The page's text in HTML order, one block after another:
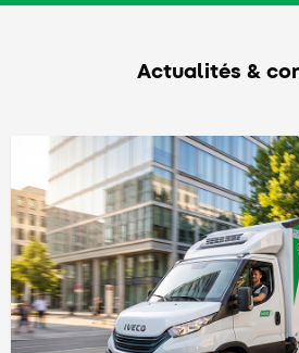
Actualités &